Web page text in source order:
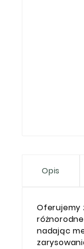
Opis
Oferujemy
nadając